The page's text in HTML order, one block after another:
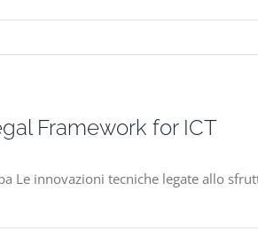
Framework for ICT
Le innovazioni tecniche legate allo